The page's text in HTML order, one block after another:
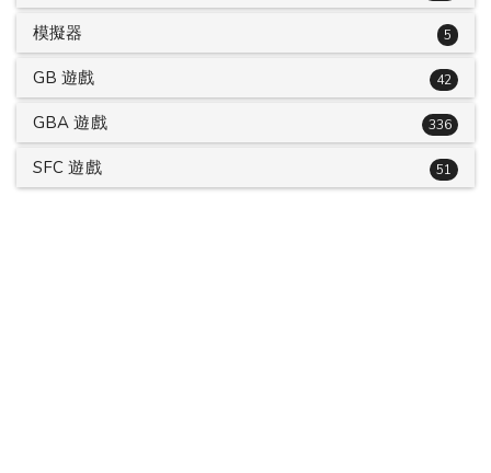
模擬器 5
GB 遊戲 42
GBA 遊戲 336
SFC 遊戲 51